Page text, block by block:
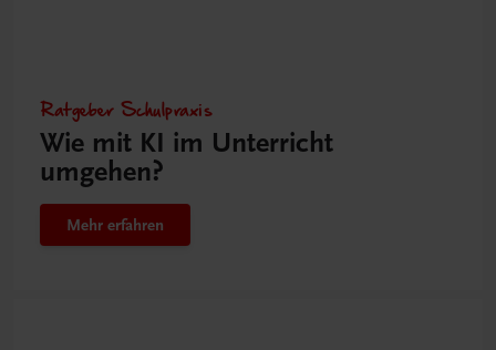
Ratgeber Schulpraxis
Wie mit KI im Unterricht
umgehen?
Mehr erfahren